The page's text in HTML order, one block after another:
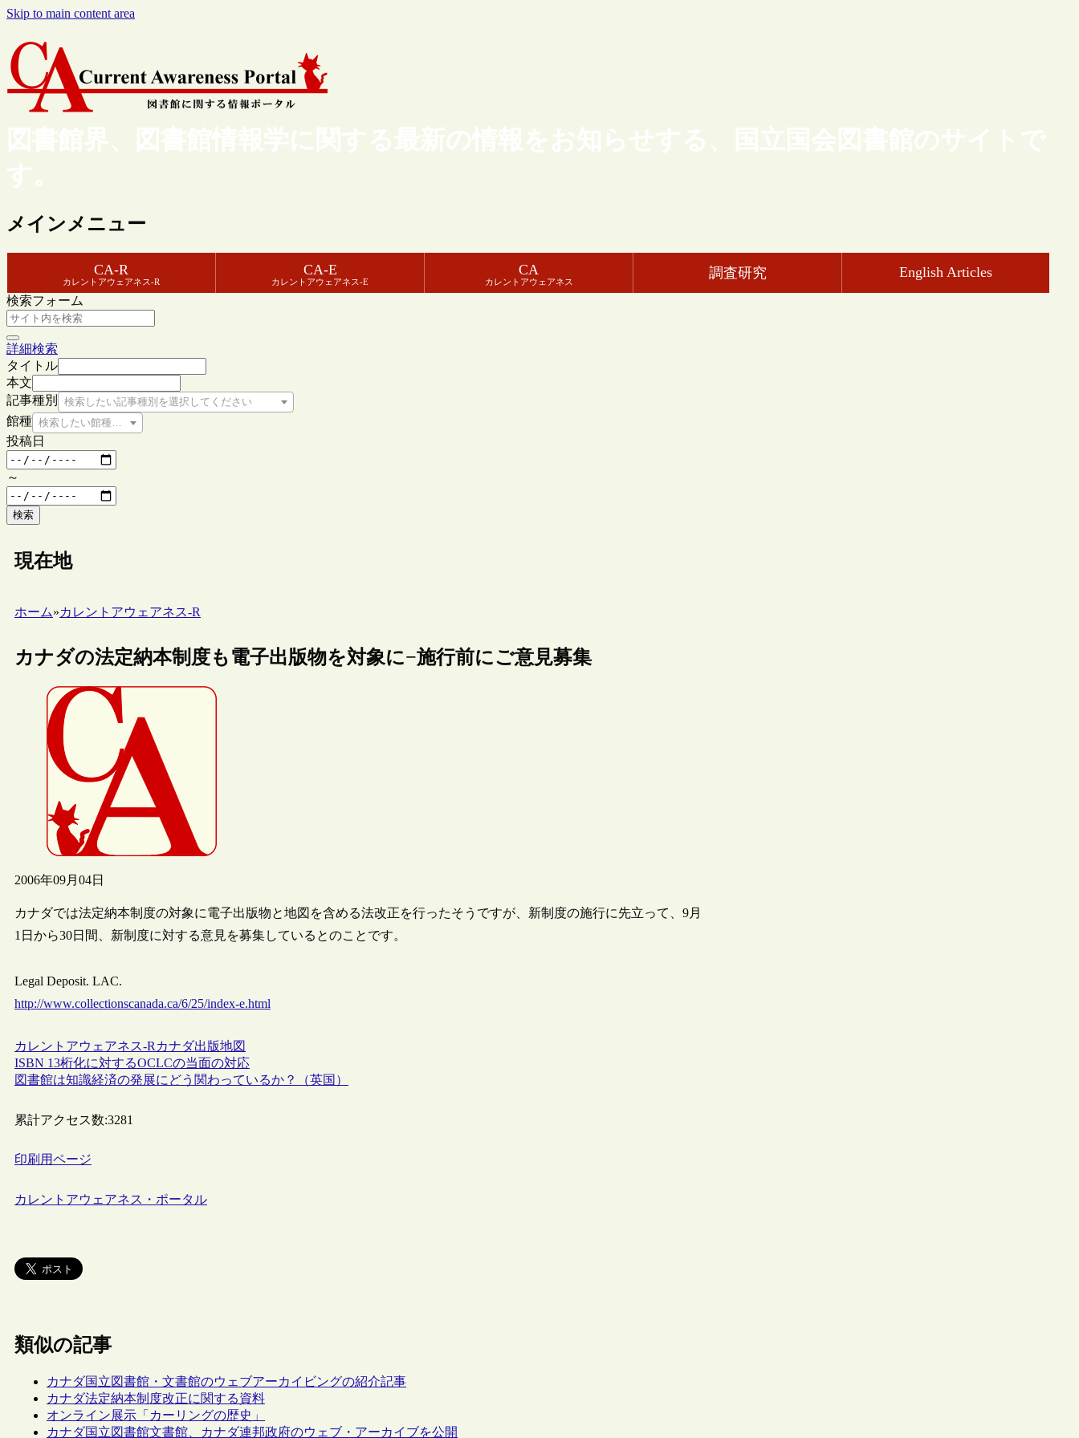
Skip to main content area
図書館界、図書館情報学に関する最新の情報をお知らせする、国立国会図書館のサイトで
す。
メインメニュー
CA-R
カレントアウェアネス-R
CA-E
カレントアウェアネス-E
CA
カレントアウェアネス
調査研究 English Articles
検索フォーム
詳細検索
タイトル
本文
記事種別
検索したい記事種別を選択してください
館種 検索したい館種を選択してください
投稿日
～
検索
現在地
ホーム»カレントアウェアネス-R
カナダの法定納本制度も電子出版物を対象に−施行前にご意見募集
2006年09月04日
カナダでは法定納本制度の対象に電子出版物と地図を含める法改正を行ったそうですが、新制度の施行に先立って、9月
1日から30日間、新制度に対する意見を募集しているとのことです。
Legal Deposit. LAC.
http://www.collectionscanada.ca/6/25/index-e.html
カレントアウェアネス-R カナダ出版地図
ISBN 13桁化に対するOCLCの当面の対応
図書館は知識経済の発展にどう関わっているか？（英国）
累計アクセス数:3281
印刷用ページ
カレントアウェアネス・ポータル
類似の記事
カナダ国立図書館・文書館のウェブアーカイビングの紹介記事
カナダ法定納本制度改正に関する資料
オンライン展示「カーリングの歴史」
カナダ国立図書館文書館、カナダ連邦政府のウェブ・アーカイブを公開